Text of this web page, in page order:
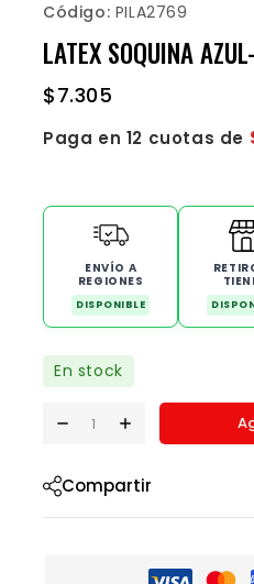
Código: PILA2769
LATEX SOQUINA
$7.305
Paga en 12 cuotas de
ENVÍO A
REGIONES
DISPONIBLE
En stock
Compartir